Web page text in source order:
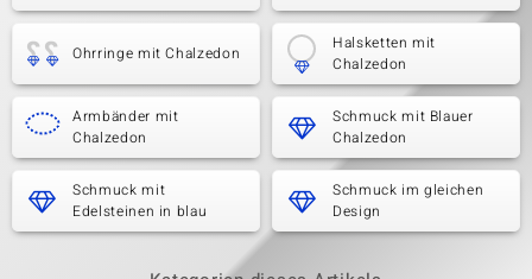
Ohrringe mit Chalzedon
Halsketten mit
Chalzedon
Armbänder mit
Chalzedon
Schmuck mit Blauer
Chalzedon
Schmuck mit
Edelsteinen in blau
Schmuck im gleichen
Design